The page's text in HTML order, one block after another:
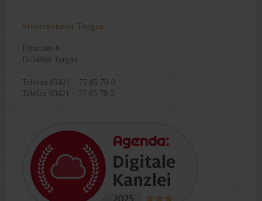
Steuerkanzlei Torgau
Elbstraße 8
D-04860 Torgau
Telefon 03421 – 77 85 70-0
Telefax 03421 – 77 85 70-2